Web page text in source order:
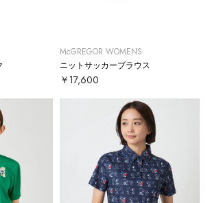
McGREGOR WOMENS
ニットサッカーブラウス
￥17,600